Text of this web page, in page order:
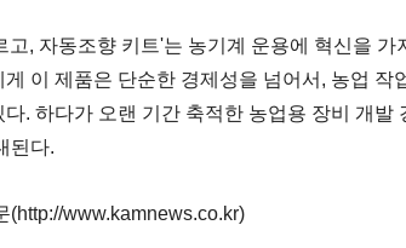
고, 자동조향 키트'는 농기계 운용에 혁신을
이 제품은 단순한 경제성을 넘어서, 농업
. 하다가 오랜 기간 축적한 농업용 장비 개
된다.
(http://www.kamnews.co.kr)